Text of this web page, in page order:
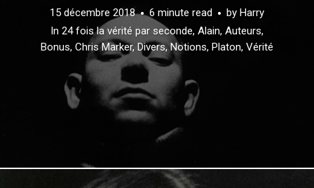
15 décembre 2018 6 minute read by Harry
In 24 fois la vérité par seconde, Alain, Auteurs,
Bonus, Chris Marker, Divers,Notions, Platon, Vérité